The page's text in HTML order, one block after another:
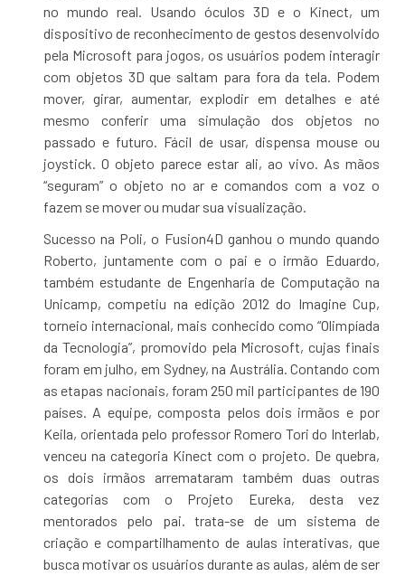
no mundo real. Usando óculos 3D e o Kinect, um
dispositivo de reconhecimento de gestos desenvolvido
pela Microsoft para jogos, os usuários podem interagir
com objetos 3D que saltam para fora da tela. Podem
mover, girar, aumentar, explodir em detalhes e até
mesmo conferir uma simulação dos objetos no
passado e futuro. Fácil de usar, dispensa mouse ou
joystick. O objeto parece estar ali, ao vivo. As mãos
“seguram” o objeto no ar e comandos com a voz o
fazem se mover ou mudar sua visualização.
Sucesso na Poli, o Fusion4D ganhou o mundo quando
Roberto, juntamente com o pai e o irmão Eduardo,
também estudante de Engenharia de Computação na
Unicamp, competiu na edição 2012 do Imagine Cup,
torneio internacional, mais conhecido como “Olimpíada
da Tecnologia”, promovido pela Microsoft, cujas finais
foram em julho, em Sydney, na Austrália. Contando com
as etapas nacionais, foram 250 mil participantes de 190
países. A equipe, composta pelos dois irmãos e por
Keila, orientada pelo professor Romero Tori do Interlab,
venceu na categoria Kinect com o projeto. De quebra,
os dois irmãos arremataram também duas outras
categorias com o Projeto Eureka, desta vez
mentorados pelo pai. trata-se de um sistema de
criação e compartilhamento de aulas interativas, que
busca motivar os usuários durante as aulas, além de ser